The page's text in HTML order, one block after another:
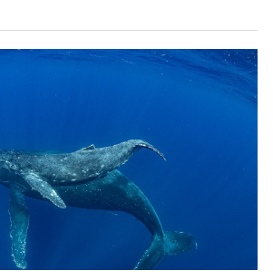
できるレベルに達していないと判断し
をお断りする場合があります。スキン
が浅い方については、条件付きでのご
あります。その際のご返金には応じか
かじめご了承ください。これまでの経
ご申告いただきますので、ご不安のあ
談ください。
ンタル
加時に使用する器材やスーツのレンタ
、事前にお申し出ください。